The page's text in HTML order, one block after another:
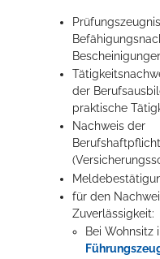
der
praktische
Nachweis der
für den
Zuverlässigkeit:
Bei Wohnsitz